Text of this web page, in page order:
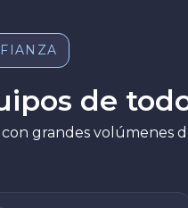
de
grandes volúmenes